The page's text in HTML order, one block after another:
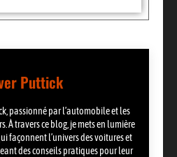
Puttick
passionné par l’automobile et les
À travers ce blog, je mets en lumière
façonnent l’univers des voitures et
des conseils pratiques pour leur